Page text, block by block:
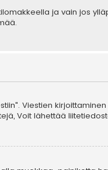
ja vain jos
Viestien
Voit lähettää